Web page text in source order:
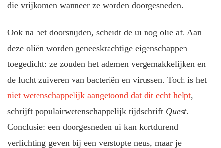
die vrijkomen wanneer ze worden doorgesneden.
Ook na het doorsnijden, scheidt de ui nog olie af. Aan
deze oliën worden geneeskrachtige eigenschappen
toegedicht: ze zouden het ademen vergemakkelijken en
de lucht zuiveren van bacteriën en virussen. Toch is het
niet wetenschappelijk aangetoond dat dit echt helpt,
schrijft populairwetenschappelijk tijdschrift Quest.
Conclusie: een doorgesneden ui kan kortdurend
verlichting geven bij een verstopte neus, maar je